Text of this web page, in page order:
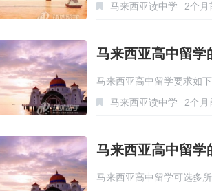
马来西亚读中学
2个月
马来西亚高中留学
马来西亚高中留学要求如
马来西亚读中学
2个月
马来西亚高中留学
马来西亚高中留学可选多